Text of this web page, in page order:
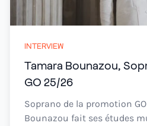
INTERVIEW
Tamara Bounazou,
GO 25/26
Soprano de la promotion
Bounazou fait ses études